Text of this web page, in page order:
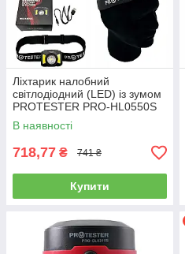
Ліхтарик налобний
світлодіодний (LED) із зумом
PROTESTER PRO-HL0550S
В наявності
718,77 ₴ 741 ₴
Купити